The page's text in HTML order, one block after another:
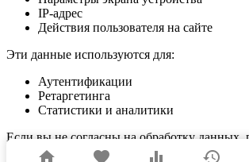
home favorite equalizer history
IP-адрес
Действия пользователя на сайте
Эти данные используются для:
Аутентификации
Ретаргетинга
Статистики и аналитики
Если вы не согласны на обработку данных,
покиньте сайт.